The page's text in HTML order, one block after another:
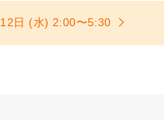
日 (水) 2:00〜5:30